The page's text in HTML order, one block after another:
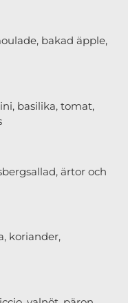
bakad äpple,
basilika, tomat,
ärtor och
koriander,